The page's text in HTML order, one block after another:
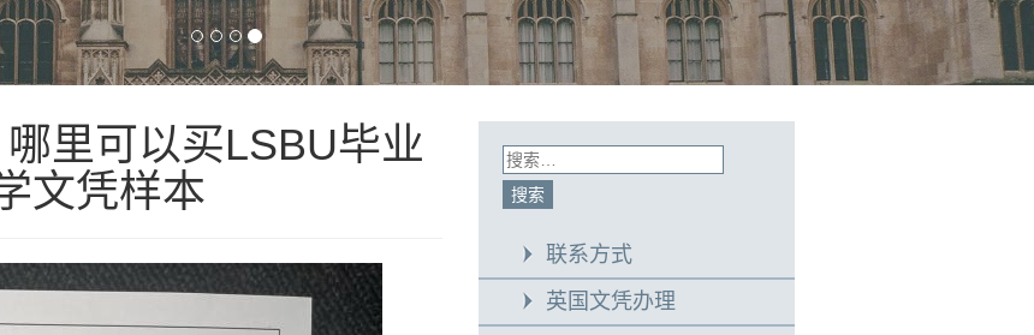
里可以买LSBU毕业
文凭样本
联系方式
英国文凭办理